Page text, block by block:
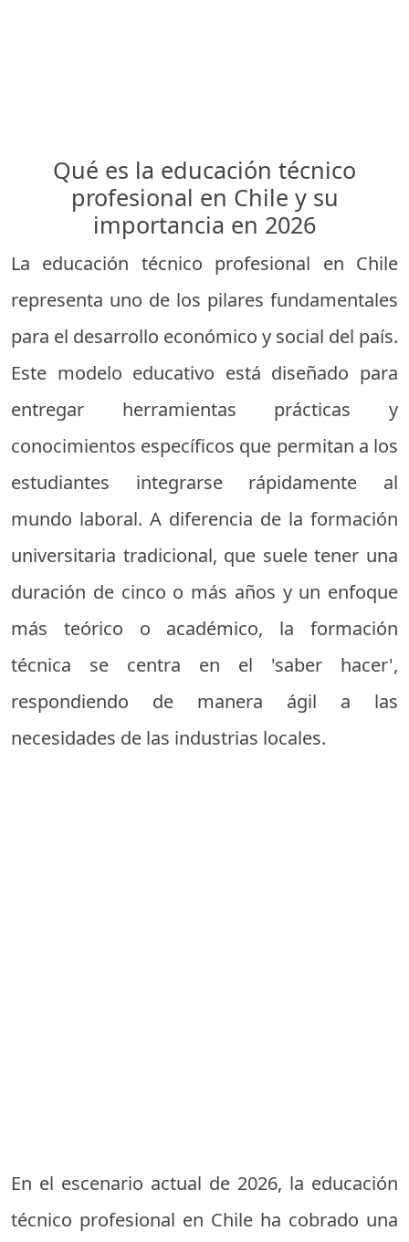
Qué es la educación técnico
profesional en Chile y su
importancia en 2026
La educación técnico profesional en Chile
representa uno de los pilares fundamentales
para el desarrollo económico y social del país.
Este modelo educativo está diseñado para
entregar herramientas prácticas y
conocimientos específicos que permitan a los
estudiantes integrarse rápidamente al
mundo laboral. A diferencia de la formación
universitaria tradicional, que suele tener una
duración de cinco o más años y un enfoque
más teórico o académico, la formación
técnica se centra en el 'saber hacer',
respondiendo de manera ágil a las
necesidades de las industrias locales.
En el escenario actual de 2026, la educación
técnico profesional en Chile ha cobrado una